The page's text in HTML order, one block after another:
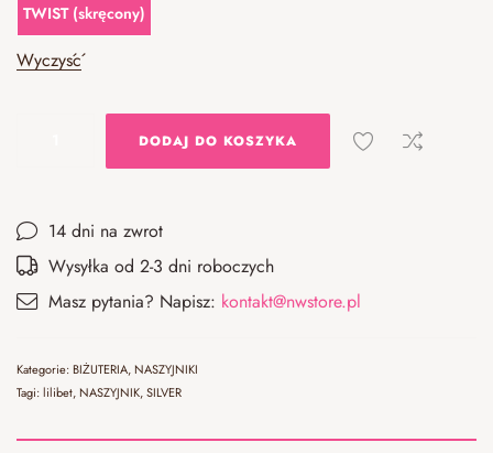
TWIST (skręcony)
Wyczyść
DODAJ DO KOSZYKA
14 dni na zwrot
Wysyłka od 2-3 dni roboczych
Masz pytania? Napisz: kontakt@nwstore.pl
Kategorie:BIŻUTERIA,NASZYJNIKI
Tagi:lilibet,NASZYJNIK,SILVER